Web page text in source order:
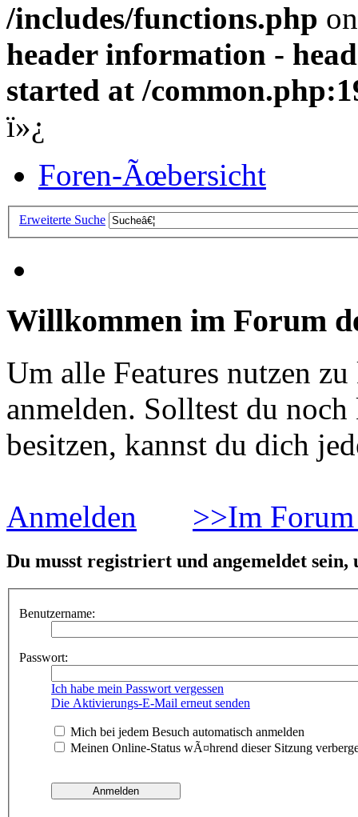
/includes/functions.php
header information -
started at /
ï»¿
Foren-Ãœbersicht
Erweiterte Suche
Willkommen im Forum
Um alle Features nutzen
anmelden. Solltest du
besitzen, kannst du dich
Anmelden >>Im
Du musst registriert und angemeldet
Benutzername:
Passwort:
Ich habe mein Passwort vergessen
Die Aktivierungs-E-Mail erneut senden
Mich bei jedem Besuch automatisch anmelden
Meinen Online-Status wÃ¤hrend dieser Sitzung